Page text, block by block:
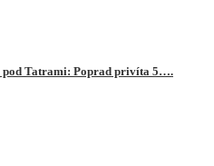
pod Tatrami: Poprad privíta 5….